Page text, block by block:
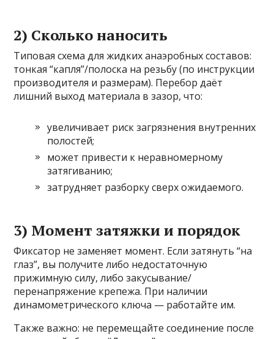
2) Сколько наносить
Типовая схема для жидких анаэробных составов:
тонкая “капля”/полоска на резьбу (по инструкции
производителя и размерам). Перебор даёт
лишний выход материала в зазор, что:
увеличивает риск загрязнения внутренних
полостей;
может привести к неравномерному
затягиванию;
затрудняет разборку сверх ожидаемого.
3) Момент затяжки и порядок
Фиксатор не заменяет момент. Если затянуть “на
глаз”, вы получите либо недостаточную
прижимную силу, либо закусывание/
перенапряжение крепежа. При наличии
динамометрического ключа — работайте им.
Также важно: не перемещайте соединение после